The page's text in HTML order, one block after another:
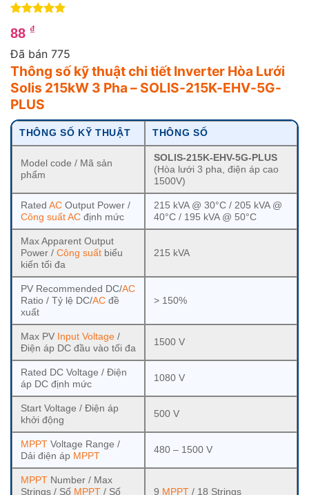
trên 5
dựa trên
đánh giá
88 ₫
Đã bán 775
Thông số kỹ thuật chi tiết Inverter Hòa Lưới
Solis 215kW 3 Pha – SOLIS-215K-EHV-5G-
PLUS
THÔNG SỐ KỸ THUẬT THÔNG SỐ
Model code / Mã sản
phẩm
SOLIS-215K-EHV-5G-PLUS
(Hòa lưới 3 pha, điện áp cao
1500V)
Rated AC Output Power /
Công suất AC định mức
215 kVA @ 30°C / 205 kVA @
40°C / 195 kVA @ 50°C
Max Apparent Output
Power / Công suất biểu
kiến tối đa
215 kVA
PV Recommended DC/AC
Ratio / Tỷ lệ DC/AC đề
xuất
> 150%
Max PV Input Voltage /
Điện áp DC đầu vào tối đa
1500 V
Rated DC Voltage / Điện
áp DC định mức
1080 V
Start Voltage / Điện áp
khởi động
500 V
MPPT Voltage Range /
Dải điện áp MPPT
480 – 1500 V
MPPT Number / Max
Strings / Số MPPT / Số
9 MPPT / 18 Strings